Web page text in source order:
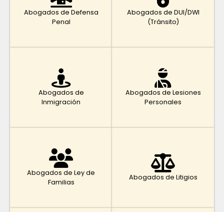
Abogados de Defensa
Penal
Abogados de DUI/DWI
(Tránsito)
Abogados de
Inmigración
Abogados de Lesiones
Personales
Abogados de Ley de
Familias
Abogados de Litigios